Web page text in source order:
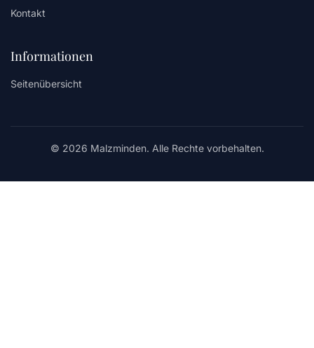
Kontakt
Informationen
Seitenübersicht
© 2026 Malzminden. Alle Rechte vorbehalten.